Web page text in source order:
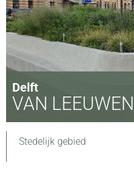
Delft
VAN
Stedelijk gebied